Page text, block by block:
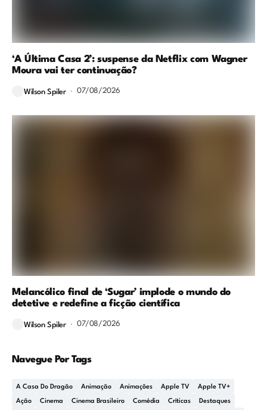
‘A Última Casa 2’: suspense da Netflix com Wagner
Moura vai ter continuação?
Wilson Spiler 07/08/2026
Melancólico final de ‘Sugar’ implode o mundo do
detetive e redefine a ficção científica
Wilson Spiler 07/08/2026
Navegue Por Tags
A Casa Do Dragão Animação Animações Apple TV Apple TV+
Ação Cinema Cinema Brasileiro Comédia Críticas Destaques